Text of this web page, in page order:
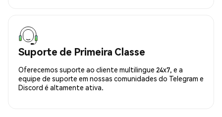
Suporte de Primeira Classe
Oferecemos suporte ao cliente multilingue 24x7, e a
equipe de suporte em nossas comunidades do Telegram e
Discord é altamente ativa.